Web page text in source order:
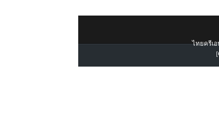
ไทยครีเอ
[